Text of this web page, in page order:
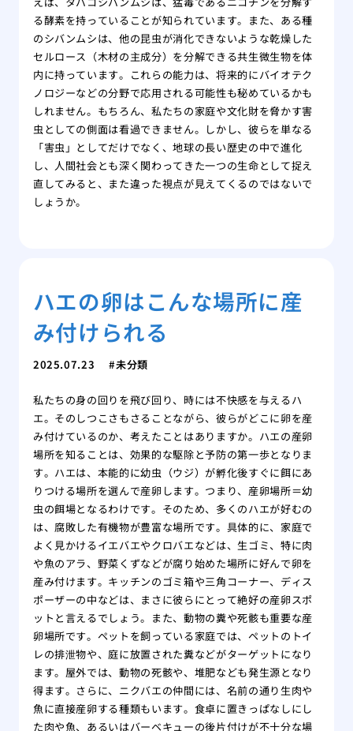
る酵素を持っていることが知られています。また、ある種
のシバンムシは、他の昆虫が消化できないような乾燥した
セルロース（木材の主成分）を分解できる共生微生物を体
内に持っています。これらの能力は、将来的にバイオテク
ノロジーなどの分野で応用される可能性も秘めているかも
しれません。もちろん、私たちの家庭や文化財を脅かす害
虫としての側面は看過できません。しかし、彼らを単なる
「害虫」としてだけでなく、地球の長い歴史の中で進化
し、人間社会とも深く関わってきた一つの生命として捉え
直してみると、また違った視点が見えてくるのではないで
しょうか。
ハエの卵はこんな場所に産
み付けられる
2025.07.23 未分類
私たちの身の回りを飛び回り、時には不快感を与えるハ
エ。そのしつこさもさることながら、彼らがどこに卵を産
み付けているのか、考えたことはありますか。ハエの産卵
場所を知ることは、効果的な駆除と予防の第一歩となりま
す。ハエは、本能的に幼虫（ウジ）が孵化後すぐに餌にあ
りつける場所を選んで産卵します。つまり、産卵場所＝幼
虫の餌場となるわけです。そのため、多くのハエが好むの
は、腐敗した有機物が豊富な場所です。具体的に、家庭で
よく見かけるイエバエやクロバエなどは、生ゴミ、特に肉
や魚のアラ、野菜くずなどが腐り始めた場所に好んで卵を
産み付けます。キッチンのゴミ箱や三角コーナー、ディス
ポーザーの中などは、まさに彼らにとって絶好の産卵スポ
ットと言えるでしょう。また、動物の糞や死骸も重要な産
卵場所です。ペットを飼っている家庭では、ペットのトイ
レの排泄物や、庭に放置された糞などがターゲットになり
ます。屋外では、動物の死骸や、堆肥なども発生源となり
得ます。さらに、ニクバエの仲間には、名前の通り生肉や
魚に直接産卵する種類もいます。食卓に置きっぱなしにし
た肉や魚、あるいはバーベキューの後片付けが不十分な場